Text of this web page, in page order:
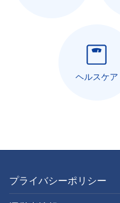
ヘルスケア
プライバシーポリシー